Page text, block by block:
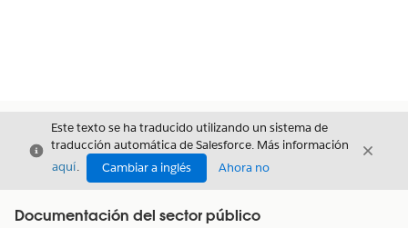
Cerrar
Este texto se ha traducido utilizando un sistema de
traducción automática de Salesforce. Más información
aquí. Cambiar a inglés Ahora no
Cerrar
Documentación del sector público